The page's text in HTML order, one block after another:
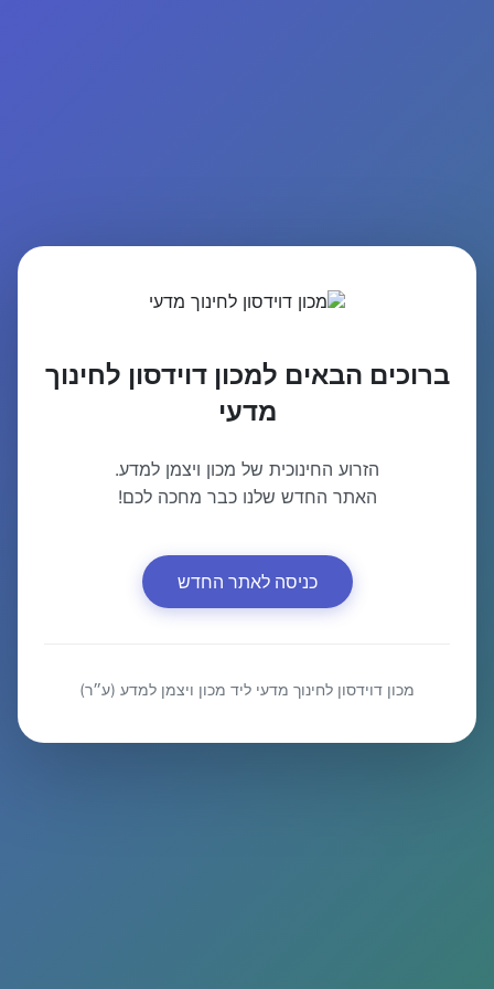
ברוכים הבאים למכון דוידסון לחינוך
מדעי
הזרוע החינוכית של מכון ויצמן למדע.
האתר החדש שלנו כבר מחכה לכם!
כניסה לאתר החדש
מכון דוידסון לחינוך מדעי ליד מכון ויצמן למדע (ע״ר)